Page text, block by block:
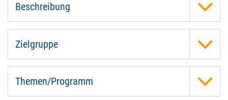
Beschreibung
Zielgruppe
Themen/Programm